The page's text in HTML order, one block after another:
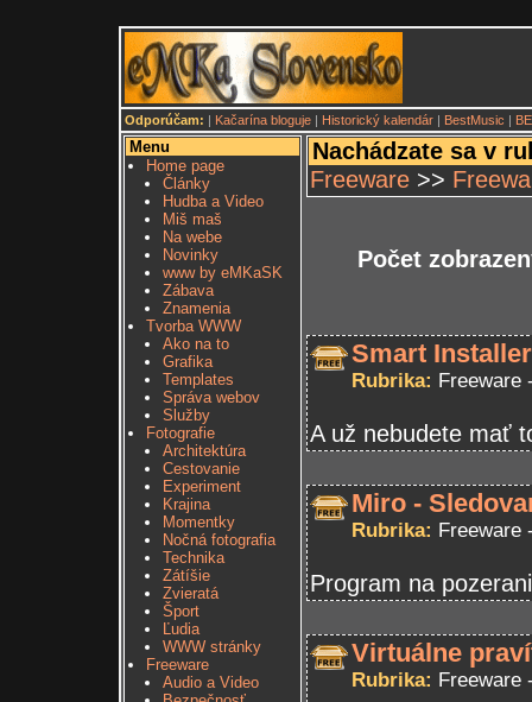
Odporúčam: | Kačarína bloguje | Historický kalendár | BestMusic |
Menu
Home page
Články
Hudba a Video
Miš maš
Na webe
Novinky
www by eMKaSK
Zábava
Znamenia
Tvorba WWW
Ako na to
Grafika
Templates
Správa webov
Služby
Fotografie
Architektúra
Cestovanie
Experiment
Krajina
Momentky
Nočná fotografia
Technika
Zátíšie
Zvieratá
Šport
Ľudia
WWW stránky
Freeware
Audio a Video
Nachádzate sa v
Freeware >>
Počet
Smart
Rubrika: Freeware
A už nebudete mať
Miro -
Rubrika: Freeware
Program na
Virtuálne
Rubrika: Freeware